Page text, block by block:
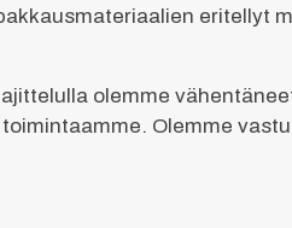
eritellyt
olemme
Olemme